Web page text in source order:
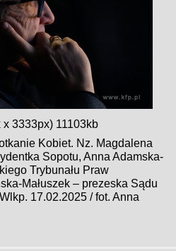
x 3333px) 11103kb
Kobiet. Nz. Magdalena
Sopotu, Anna Adamska-
Trybunału Praw
Małuszek – prezeska Sądu
17.02.2025 / fot. Anna